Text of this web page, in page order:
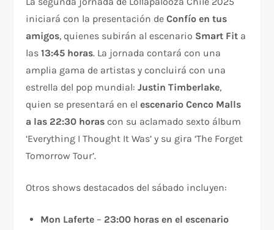
iniciará con la presentación deConfío en tus
amigos, quienes subirán al escenario Smart Fit a
las13:45 horas. La jornada contará con una
amplia gama de artistas y concluirá con una
estrella del pop mundial:Justin Timberlake,
quien se presentará en elescenario Cenco Malls
a las 22:30 horas con su aclamado sexto álbum
‘Everything I Thought It Was’ y su gira ‘The Forget
Tomorrow Tour’.
Otros shows destacados del sábado incluyen:
Mon Laferte – 23:00 horas en el escenario